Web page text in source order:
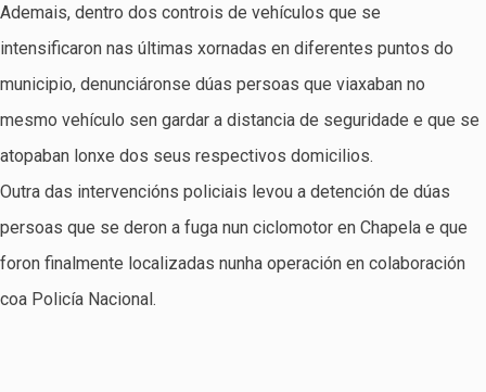
Ademais, dentro dos controis de vehículos que se
intensificaron nas últimas xornadas en diferentes puntos do
municipio, denunciáronse dúas persoas que viaxaban no
mesmo vehículo sen gardar a distancia de seguridade e que se
atopaban lonxe dos seus respectivos domicilios.
Outra das intervencións policiais levou a detención de dúas
persoas que se deron a fuga nun ciclomotor en Chapela e que
foron finalmente localizadas nunha operación en colaboración
coa Policía Nacional.